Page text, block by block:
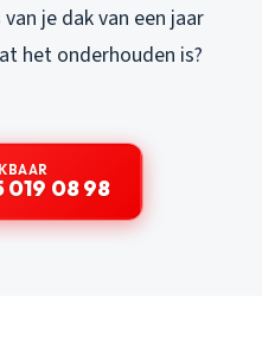
je dak van een jaar
het onderhouden is?
019 08 98